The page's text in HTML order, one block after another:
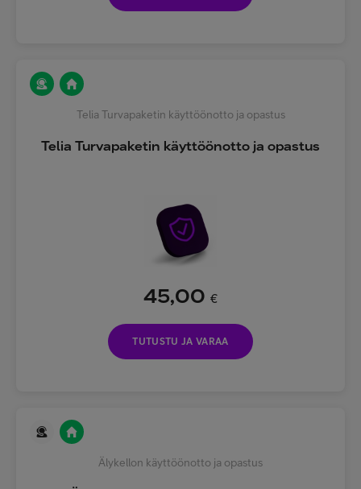
Telia Turvapaketin käyttöönotto ja opastus
Telia Turvapaketin käyttöönotto ja opastus
45,00 €
TUTUSTU JA VARAA
Älykellon käyttöönotto ja opastus